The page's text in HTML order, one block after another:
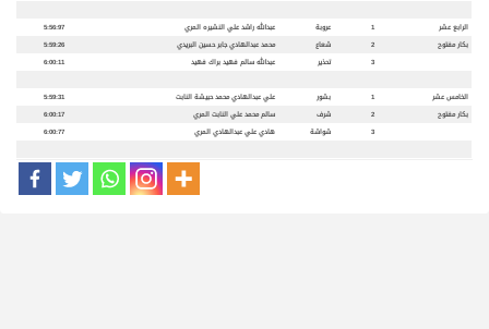
الرابع عشر 1 عروبة عبدالله راشد علي النشيره المري
5:56:97
بكار مفتوح
2 شعاع محمد عبدالهادي جابر حسين البريدي
5:59:26
3
تحذير عبدالله سالم فهيد براك فهيد 6:00:11
الخامس عشر 1 بشور علي عبدالهادي محمد حبيشة النابت
5:59:31
بكار مفتوح
2 شرف سالم محمد علي النابت المري
6:00:17
3
شواشة هادي علي عبدالهادي المري 6:00:77